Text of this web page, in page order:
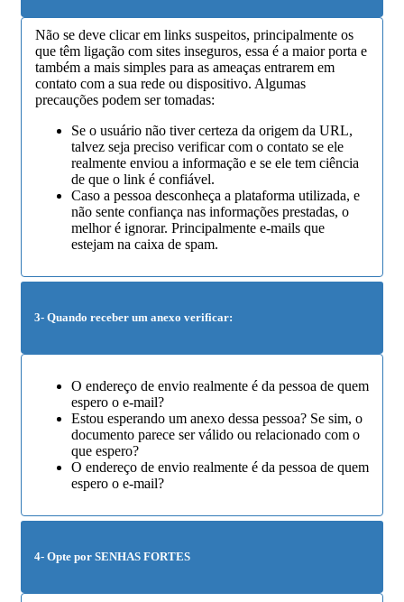
Não se deve clicar em links suspeitos, principalmente os
que têm ligação com sites inseguros, essa é a maior porta e
também a mais simples para as ameaças entrarem em
contato com a sua rede ou dispositivo. Algumas
precauções podem ser tomadas:
Se o usuário não tiver certeza da origem da URL,
talvez seja preciso verificar com o contato se ele
realmente enviou a informação e se ele tem ciência
de que o link é confiável.
Caso a pessoa desconheça a plataforma utilizada, e
não sente confiança nas informações prestadas, o
melhor é ignorar. Principalmente e-mails que
estejam na caixa de spam.
3- Quando receber um anexo verificar:
O endereço de envio realmente é da pessoa de quem
espero o e-mail?
Estou esperando um anexo dessa pessoa? Se sim, o
documento parece ser válido ou relacionado com o
que espero?
O endereço de envio realmente é da pessoa de quem
espero o e-mail?
4- Opte por SENHAS FORTES